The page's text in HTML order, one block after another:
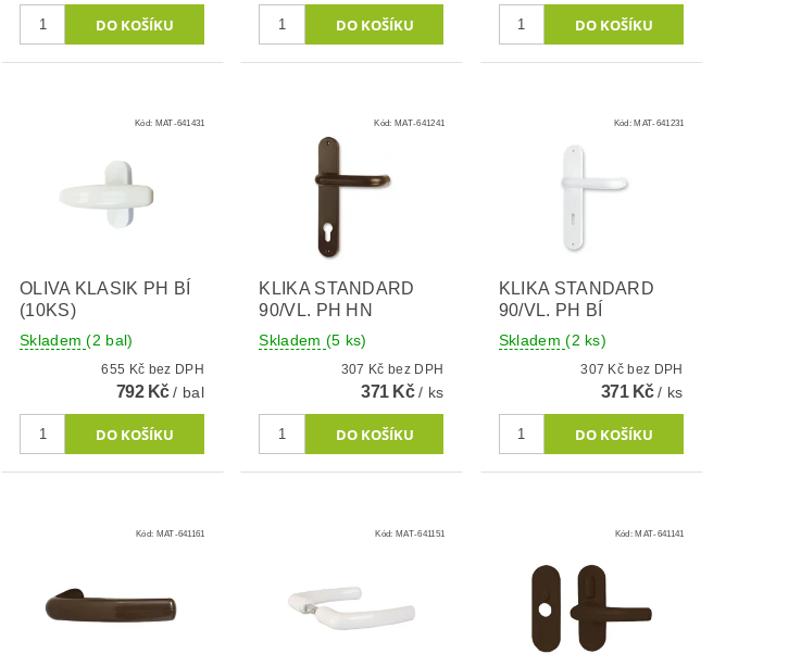
Kód: MAT-641431
OLIVA KLASIK PH BÍ
(10KS)
Skladem(2 bal)
655 Kč bez DPH
792 Kč/ bal
Kód: MAT-641241
KLIKA STANDARD
90/VL. PH HN
Skladem (5 ks)
307 Kč bez DPH
371 Kč/ ks
Kód:MAT-641231
KLIKA STANDARD
90/VL. PH BÍ
Skladem(2 ks)
307 Kč bez DPH
371 Kč/ ks
Kód: MAT-641161 Kód: MAT-641151 Kód:MAT-641141